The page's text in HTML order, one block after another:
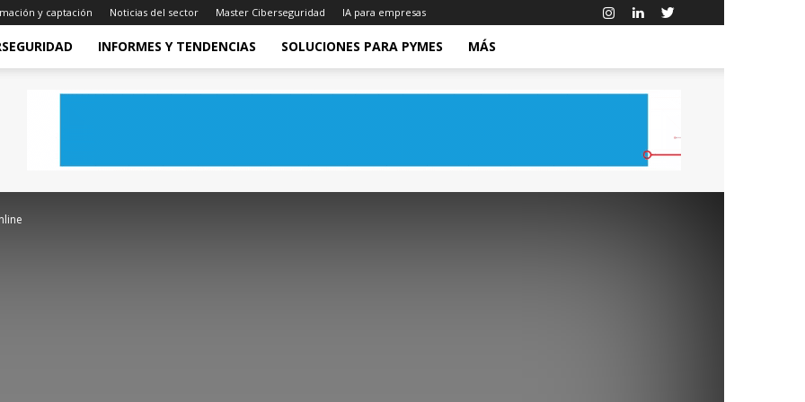
y captación Noticias del sector Master Ciberseguridad IA para empresas
INFORMES Y TENDENCIAS SOLUCIONES PARA PYMES MÁS